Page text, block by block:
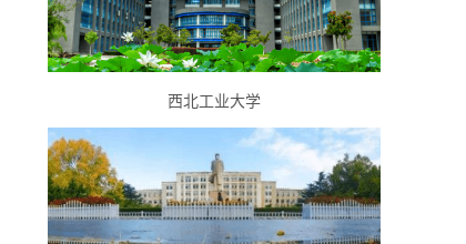
西北工业大学